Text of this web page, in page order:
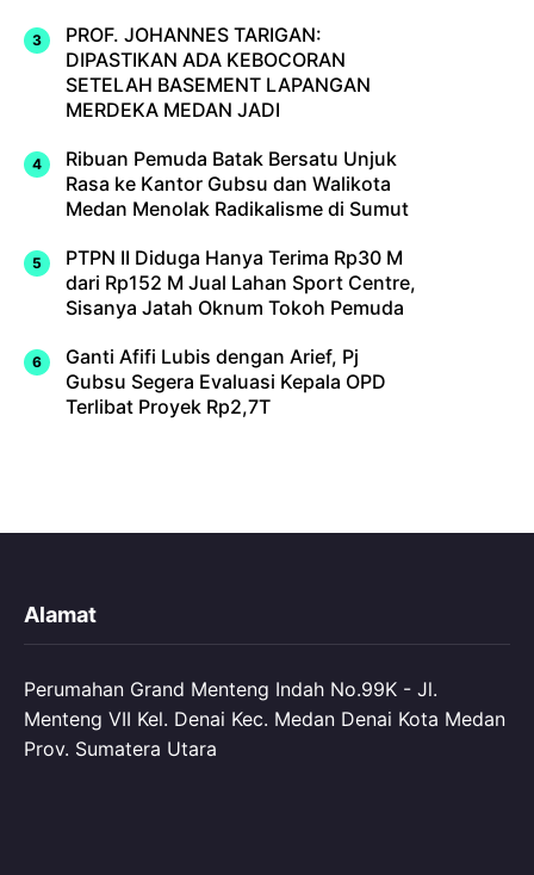
PROF. JOHANNES TARIGAN:
DIPASTIKAN ADA KEBOCORAN
SETELAH BASEMENT LAPANGAN
MERDEKA MEDAN JADI
Ribuan Pemuda Batak Bersatu Unjuk
Rasa ke Kantor Gubsu dan Walikota
Medan Menolak Radikalisme di Sumut
PTPN II Diduga Hanya Terima Rp30 M
dari Rp152 M Jual Lahan Sport Centre,
Sisanya Jatah Oknum Tokoh Pemuda
Ganti Afifi Lubis dengan Arief, Pj
Gubsu Segera Evaluasi Kepala OPD
Terlibat Proyek Rp2,7T
Alamat
Perumahan Grand Menteng Indah No.99K - Jl.
Menteng VII Kel. Denai Kec. Medan Denai Kota Medan
Prov. Sumatera Utara